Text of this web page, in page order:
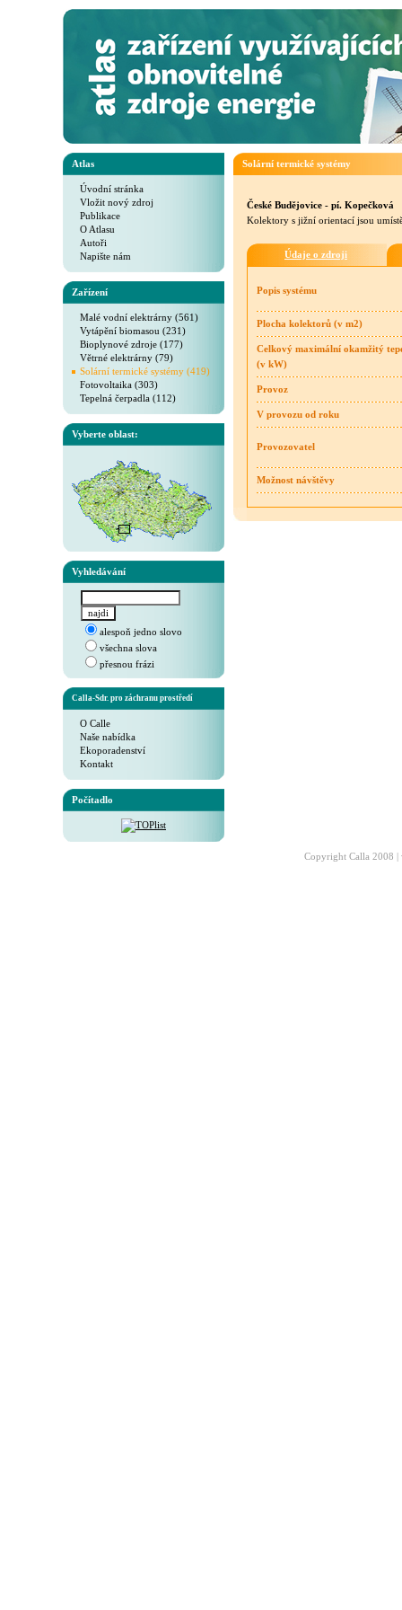
Atlas
Úvodní stránka
Vložit nový zdroj
Publikace
O Atlasu
Autoři
Napište nám
Zařízení
Malé vodní elektrárny (561)
Vytápění biomasou (231)
Bioplynové zdroje (177)
Větrné elektrárny (79)
Solární termické systémy (419)
Fotovoltaika (303)
Tepelná čerpadla (112)
Vyberte oblast:
Vyhledávání
alespoň jedno slovo
všechna slova
přesnou frázi
Calla-Sdr. pro záchranu prostředí
O Calle
Naše nabídka
Ekoporadenství
Kontakt
Počítadlo
Solární termické systémy
České Budějovice - pí. Kopečková
Kolektory s jižní orientací jsou
Údaje o zdroji
Popis systému
Plocha kolektorů (v m2)
Celkový maximální okamžitý
(v kW)
Provoz
V provozu od roku
Provozovatel
Možnost návštěvy
Copyright Calla 2008 |